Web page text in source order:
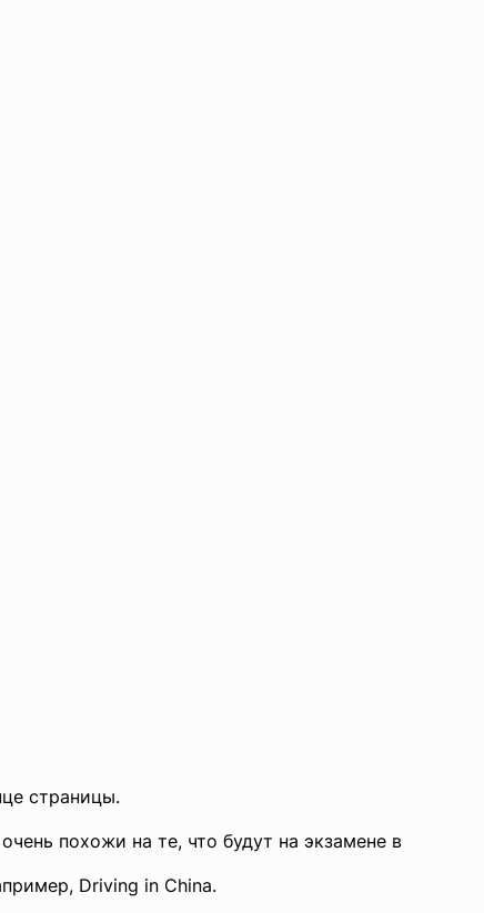
страницы.
похожи на те, что будут на экзамене в
Driving in China.